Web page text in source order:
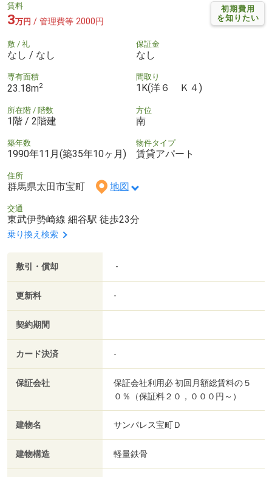
初期費用
を知りたい
賃料
3万円 / 管理費等 2000円
敷 / 礼
なし / なし
保証金
なし
専有面積
23.18m2
間取り
1K(洋６ Ｋ４)
所在階 / 階数
1階 / 2階建
方位
南
築年数
1990年11月(築35年10ヶ月)
物件タイプ
賃貸アパート
住所
群馬県太田市宝町 地図
交通
東武伊勢崎線 細谷駅 徒歩23分
乗り換え検索
敷引・償却 -
更新料 -
契約期間
カード決済 -
保証会社
保証会社利用必 初回月額総賃料の５
０％（保証料２０，０００円～）
建物名 サンパレス宝町Ｄ
建物構造 軽量鉄骨